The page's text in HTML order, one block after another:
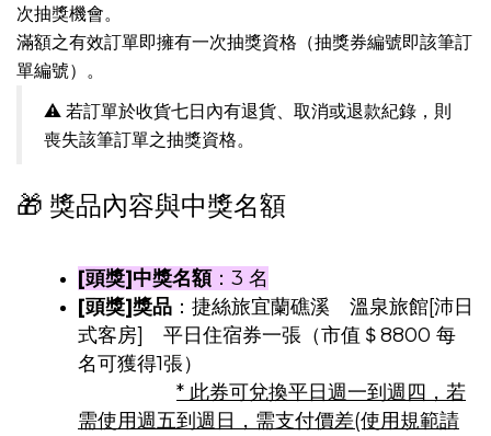
次抽獎機會。
滿額之有效訂單即擁有一次抽獎資格（抽獎券編號即該筆訂
單編號）。
⚠️ 若訂單於收貨七日內有退貨、取消或退款紀錄，則
喪失該筆訂單之抽獎資格。
🎁 獎品內容與中獎名額
[頭獎]中獎名額：3 名
[頭獎]獎品 ：捷絲旅宜蘭礁溪 溫泉旅館[沛日
式客房] 平日住宿券一張（市值＄8800 每
名可獲得1張）
* 此券可兌換平日週一到週四，若
需使用週五到週日，需支付價差(使用規範請